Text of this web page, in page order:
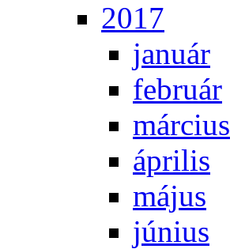
2017
ja­nu­ár
feb­ru­ár
már­ci­us
áp­ri­lis
má­jus
jú­ni­us